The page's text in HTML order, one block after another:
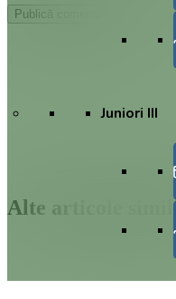
Juniori III
Alte articole